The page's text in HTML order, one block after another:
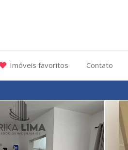
Imóveis favoritos Contato